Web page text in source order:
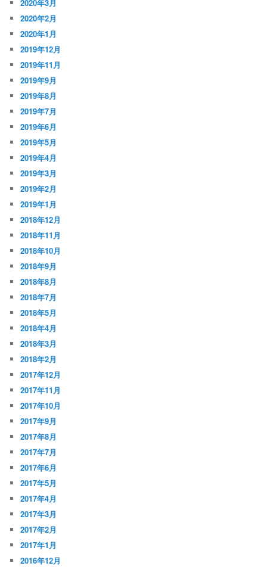
2020年3月
2020年2月
2020年1月
2019年12月
2019年11月
2019年9月
2019年8月
2019年7月
2019年6月
2019年5月
2019年4月
2019年3月
2019年2月
2019年1月
2018年12月
2018年11月
2018年10月
2018年9月
2018年8月
2018年7月
2018年5月
2018年4月
2018年3月
2018年2月
2017年12月
2017年11月
2017年10月
2017年9月
2017年8月
2017年7月
2017年6月
2017年5月
2017年4月
2017年3月
2017年2月
2017年1月
2016年12月